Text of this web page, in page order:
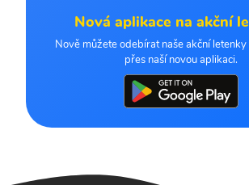
Nová aplikace na akční
Nově můžete odebírat naše akční
přes naší novou aplikaci.